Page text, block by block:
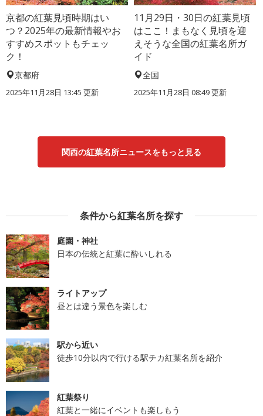
京都の紅葉見頃時期はい
つ？2025年の最新情報やお
すすめスポットもチェッ
ク！
京都府
2025年11月28日 13:45 更新
11月29日・30日の紅葉見頃
はここ！まもなく見頃を迎
えそうな全国の紅葉名所ガ
イド
全国
2025年11月28日 08:49 更新
関西の紅葉名所ニュースをもっと見る
条件から紅葉名所を探す
庭園・神社
日本の伝統と紅葉に酔いしれる
ライトアップ
昼とは違う景色を楽しむ
駅から近い
徒歩10分以内で行ける駅チカ紅葉名所を紹介
紅葉祭り
紅葉と一緒にイベントも楽しもう